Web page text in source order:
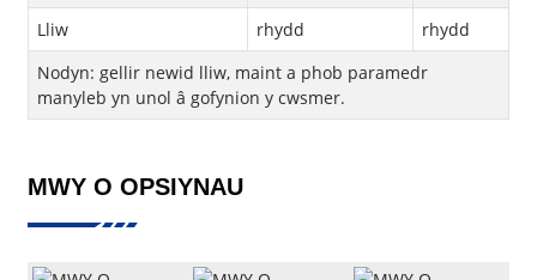
Lliw
rhydd
rhydd
Nodyn: gellir newid lliw, maint a phob paramedr
manyleb yn unol â gofynion y cwsmer.
MWY O OPSIYNAU